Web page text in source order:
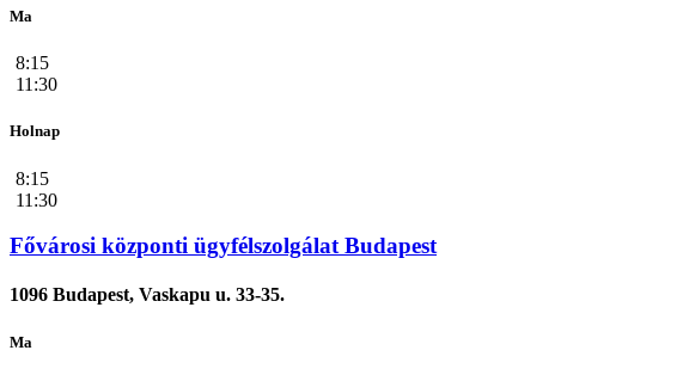
Ma
8:15
11:30
Holnap
8:15
11:30
Fővárosi központi ügyfélszolgálat Budapest
1096 Budapest, Vaskapu u. 33-35.
Ma